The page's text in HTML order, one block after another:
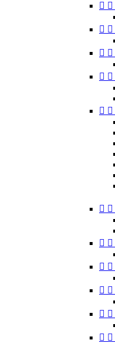
 
 
 
 
 
 
 
 
 
 
 